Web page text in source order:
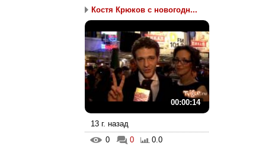
Костя Крюков с новогодн...
00:00:14
13 г. назад
0
0 0.0